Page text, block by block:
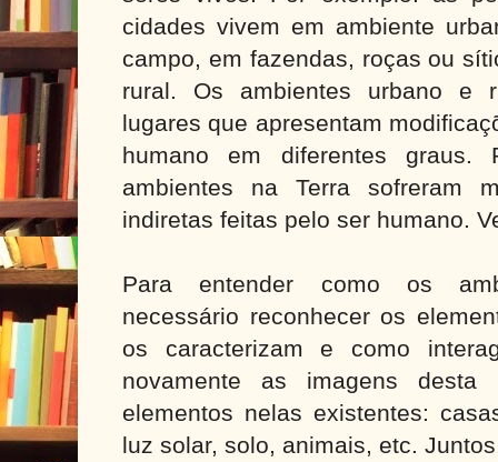
cidades vivem em ambiente
campo, em fazendas, roças ou
rural. Os ambientes urbano e
lugares que apresentam
humano em diferentes graus.
ambientes na Terra sofreram
indiretas feitas pelo ser humano.
Para entender como os
necessário reconhecer os
os caracterizam e como
novamente as imagens
elementos nelas existentes:
luz solar, solo, animais, etc.